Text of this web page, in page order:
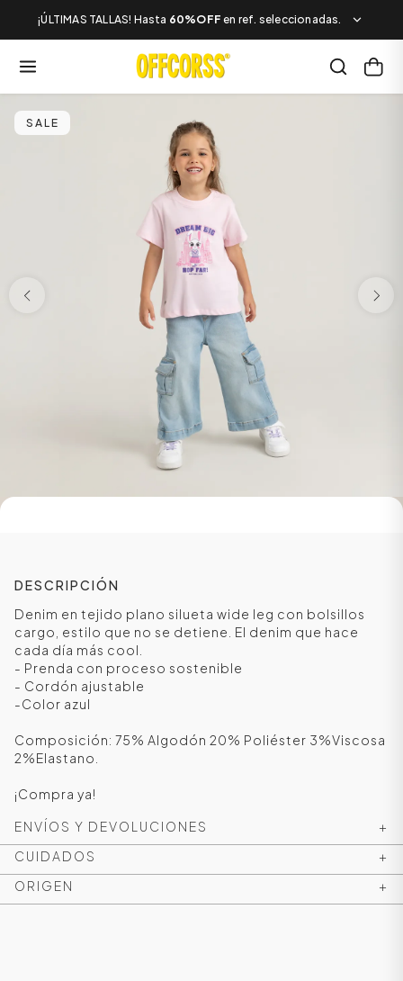
¡ÚLTIMAS TALLAS! Hasta 60%OFF en ref. seleccionadas.
SALE
DESCRIPCIÓN
Denim en tejido plano silueta wide leg con bolsillos
cargo, estilo que no se detiene. El denim que hace
cada día más cool.
- Prenda con proceso sostenible
- Cordón ajustable
-Color azul
Composición: 75% Algodón 20% Poliéster 3%Viscosa
2%Elastano.
¡Compra ya!
ENVÍOS Y DEVOLUCIONES
+
CUIDADOS
+
ORIGEN
+